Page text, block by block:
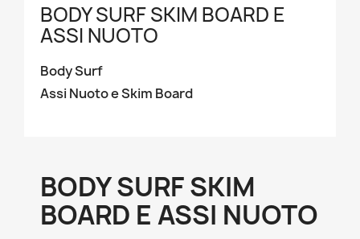
BODY SURF SKIM BOARD E
ASSI NUOTO
Body Surf
Assi Nuoto e Skim Board
BODY SURF SKIM
BOARD E ASSI NUOTO